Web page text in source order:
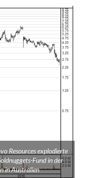
Resources explodierte
Fund in der
in Australien